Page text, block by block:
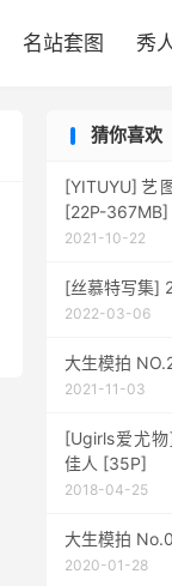
名站套图 秀
猜你喜欢
[YITUYU]艺
[22P-367MB]
2021-10-22
[丝慕特写集]
2022-03-06
大生模拍
2021-11-03
[Ugirls爱尤
佳人 [35P]
2018-04-25
大生模拍
2020-01-28